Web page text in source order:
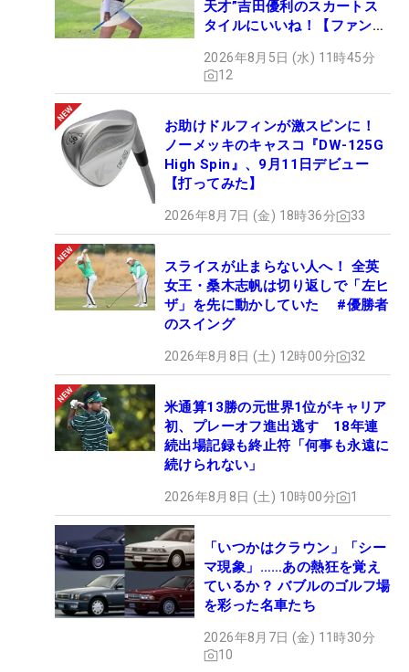
天才”吉田優利のスカートス
タイルにいいね！【ファンが
2026年8月5日 (水) 11時45分
12
お助けドルフィンが激スピンに！
ノーメッキのキャスコ『DW-125G
High Spin』、9月11日デビュー
【打ってみた】
2026年8月7日 (金) 18時36分 33
スライスが止まらない人へ！ 全英
女王・桑木志帆は切り返しで「左ヒ
ザ」を先に動かしていた #優勝者
のスイング
2026年8月8日 (土) 12時00分 32
米通算13勝の元世界1位がキャリア
初、プレーオフ進出逃す 18年連
続出場記録も終止符「何事も永遠に
続けられない」
2026年8月8日 (土) 10時00分 1
「いつかはクラウン」「シー
マ現象」……あの熱狂を覚え
ているか？ バブルのゴルフ場
を彩った名車たち
2026年8月7日 (金) 11時30分
10